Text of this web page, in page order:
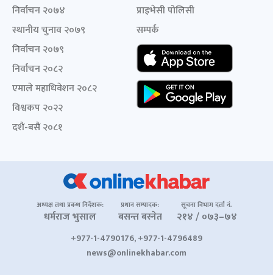
निर्वाचन २०७४
स्थानीय चुनाव २०७९
निर्वाचन २०७९
निर्वाचन २०८२
एमाले महाधिवेशन २०८२
विश्वकप २०२२
दशैं-बसैं २०८१
प्राइभेसी पोलिसी
सम्पर्क
अध्यक्ष तथा प्रबन्ध निर्देशक:
धर्मराज भुसाल
प्रधान सम्पादक:
बसन्त बस्नेत
सूचना विभाग दर्ता नं.
२१४ / ०७३–७४
+977-1-4790176, +977-1-4796489
news@onlinekhabar.com